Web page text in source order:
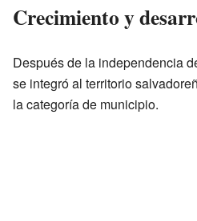
Crecimiento y
Después de la independencia
se integró al territorio
la categoría de municipio.